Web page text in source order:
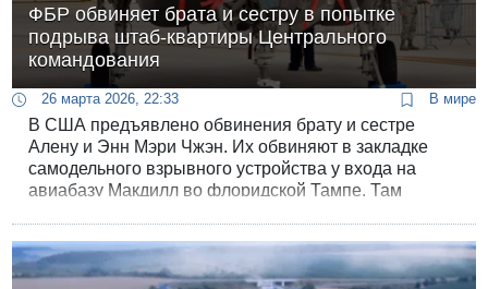
ФБР обвиняет брата и сестру в попытке
подрыва штаб-квартиры Центрального
командования
26 марта 2026, 22:33 В мире
В США предъявлено обвинения брату и сестре
Алену и Энн Мэри Чжэн. Их обвиняют в закладке
самодельного взрывного устройства у входа на
авиабазу Макдилл во флоридской Тампе. Там
сил специальных операций США (USSOCOM).